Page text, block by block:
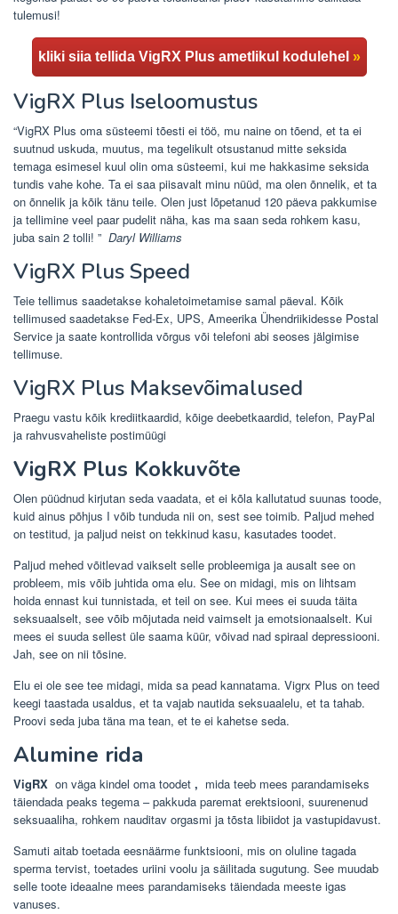
tulemusi!
kliki siia tellida VigRX Plus ametlikul kodulehel »
VigRX Plus Iseloomustus
“VigRX Plus oma süsteemi tõesti ei töö, mu naine on tõend, et ta ei
suutnud uskuda, muutus, ma tegelikult otsustanud mitte seksida
temaga esimesel kuul olin oma süsteemi, kui me hakkasime seksida
tundis vahe kohe. Ta ei saa piisavalt minu nüüd, ma olen õnnelik, et ta
on õnnelik ja kõik tänu teile. Olen just lõpetanud 120 päeva pakkumise
ja tellimine veel paar pudelit näha, kas ma saan seda rohkem kasu,
juba sain 2 tolli! ” Daryl Williams
VigRX Plus Speed
Teie tellimus saadetakse kohaletoimetamise samal päeval. Kõik
tellimused saadetakse Fed-Ex, UPS, Ameerika Ühendriikidesse Postal
Service ja saate kontrollida võrgus või telefoni abi seoses jälgimise
tellimuse.
VigRX Plus Maksevõimalused
Praegu vastu kõik krediitkaardid, kõige deebetkaardid, telefon, PayPal
ja rahvusvaheliste postimüügi
VigRX Plus Kokkuvõte
Olen püüdnud kirjutan seda vaadata, et ei kõla kallutatud suunas toode,
kuid ainus põhjus I võib tunduda nii on, sest see toimib. Paljud mehed
on testitud, ja paljud neist on tekkinud kasu, kasutades toodet.
Paljud mehed võitlevad vaikselt selle probleemiga ja ausalt see on
probleem, mis võib juhtida oma elu. See on midagi, mis on lihtsam
hoida ennast kui tunnistada, et teil on see. Kui mees ei suuda täita
seksuaalselt, see võib mõjutada neid vaimselt ja emotsionaalselt. Kui
mees ei suuda sellest üle saama küür, võivad nad spiraal depressiooni.
Jah, see on nii tõsine.
Elu ei ole see tee midagi, mida sa pead kannatama. Vigrx Plus on teed
keegi taastada usaldus, et ta vajab nautida seksuaalelu, et ta tahab.
Proovi seda juba täna ma tean, et te ei kahetse seda.
Alumine rida
VigRX on väga kindel oma toodet , mida teeb mees parandamiseks
täiendada peaks tegema – pakkuda paremat erektsiooni, suurenenud
seksuaaliha, rohkem nauditav orgasmi ja tõsta libiidot ja vastupidavust.
Samuti aitab toetada eesnäärme funktsiooni, mis on oluline tagada
sperma tervist, toetades uriini voolu ja säilitada sugutung. See muudab
selle toote ideaalne mees parandamiseks täiendada meeste igas
vanuses.